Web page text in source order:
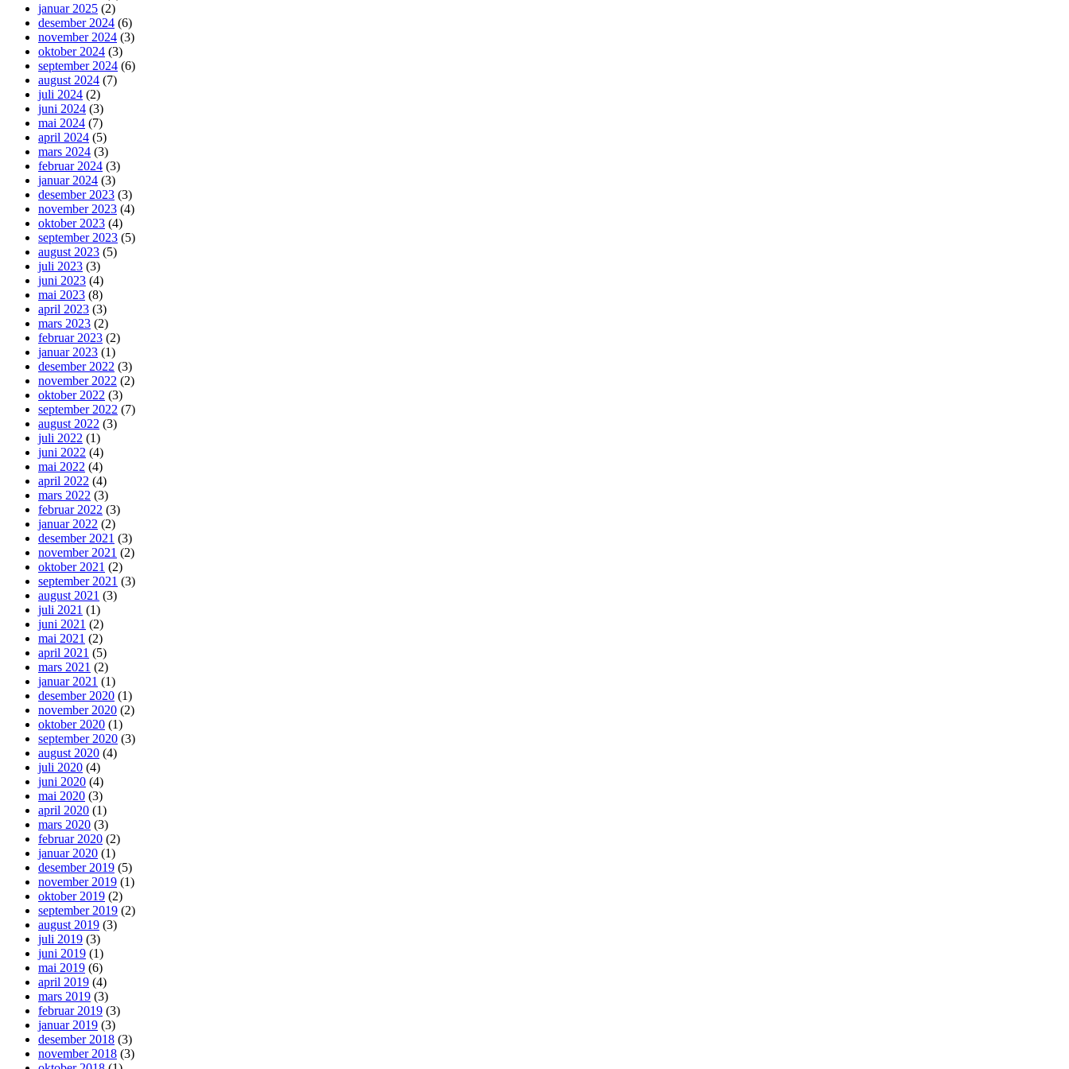
januar 2025 (2)
desember 2024 (6)
november 2024 (3)
oktober 2024 (3)
september 2024 (6)
august 2024 (7)
juli 2024 (2)
juni 2024 (3)
mai 2024 (7)
april 2024 (5)
mars 2024 (3)
februar 2024 (3)
januar 2024 (3)
desember 2023 (3)
november 2023 (4)
oktober 2023 (4)
september 2023 (5)
august 2023 (5)
juli 2023 (3)
juni 2023 (4)
mai 2023 (8)
april 2023 (3)
mars 2023 (2)
februar 2023 (2)
januar 2023 (1)
desember 2022 (3)
november 2022 (2)
oktober 2022 (3)
september 2022 (7)
august 2022 (3)
juli 2022 (1)
juni 2022 (4)
mai 2022 (4)
april 2022 (4)
mars 2022 (3)
februar 2022 (3)
januar 2022 (2)
desember 2021 (3)
november 2021 (2)
oktober 2021 (2)
september 2021 (3)
august 2021 (3)
juli 2021 (1)
juni 2021 (2)
mai 2021 (2)
april 2021 (5)
mars 2021 (2)
januar 2021 (1)
desember 2020 (1)
november 2020 (2)
oktober 2020 (1)
september 2020 (3)
august 2020 (4)
juli 2020 (4)
juni 2020 (4)
mai 2020 (3)
april 2020 (1)
mars 2020 (3)
februar 2020 (2)
januar 2020 (1)
desember 2019 (5)
november 2019 (1)
oktober 2019 (2)
september 2019 (2)
august 2019 (3)
juli 2019 (3)
juni 2019 (1)
mai 2019 (6)
april 2019 (4)
mars 2019 (3)
februar 2019 (3)
januar 2019 (3)
desember 2018 (3)
november 2018 (3)